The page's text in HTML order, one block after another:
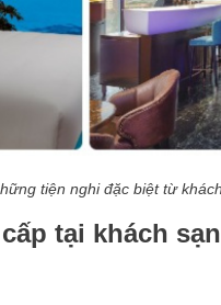
tiện nghi đặc biệt từ
tại khách